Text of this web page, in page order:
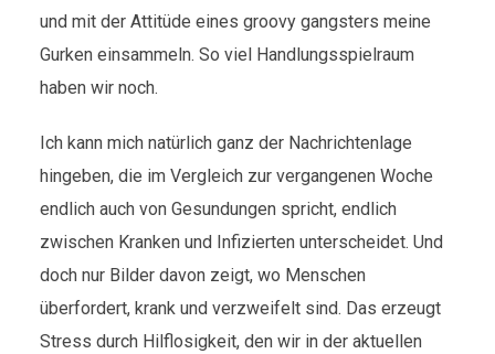
und mit der Attitüde eines groovy gangsters meine
Gurken einsammeln. So viel Handlungsspielraum
haben wir noch.
Ich kann mich natürlich ganz der Nachrichtenlage
hingeben, die im Vergleich zur vergangenen Woche
endlich auch von Gesundungen spricht, endlich
zwischen Kranken und Infizierten unterscheidet. Und
doch nur Bilder davon zeigt, wo Menschen
überfordert, krank und verzweifelt sind. Das erzeugt
Stress durch Hilflosigkeit, den wir in der aktuellen